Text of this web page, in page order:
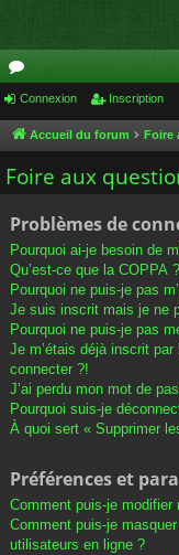
or
u
m
Connexion Inscription
Accueil du forum Foire
Foire aux
Problèmes de
Pourquoi ai-je besoin de
Qu’est-ce que la COPPA ?
Pourquoi ne puis-je pas
Je suis inscrit mais je ne
Pourquoi ne puis-je pas
Je m’étais déjà inscrit
connecter ?!
J’ai perdu mon mot de
Pourquoi suis-je
À quoi sert « Supprimer
Préférences et
Comment puis-je modifier
Comment puis-je
utilisateurs en ligne ?